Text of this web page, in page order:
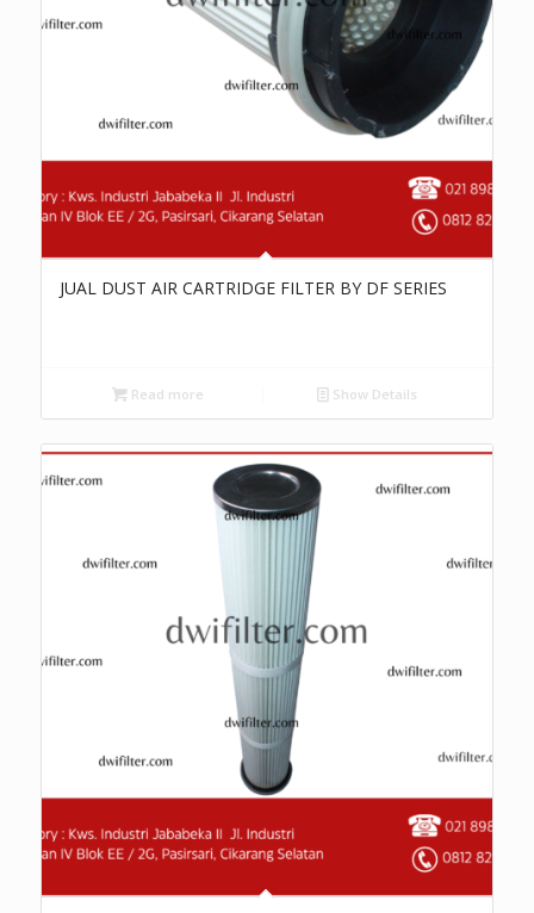
JUAL DUST AIR CARTRIDGE FILTER BY DF SERIES
Read more Show Details